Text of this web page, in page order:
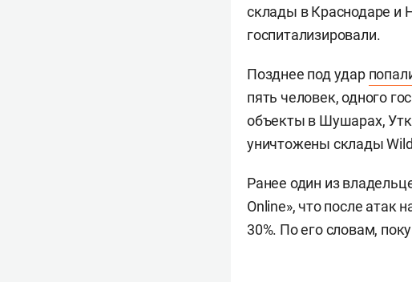
склады в Краснодаре и
госпитализировали.
Позднее под удар
пять человек, одного
объекты в Шушарах,
уничтожены склады
Ранее один из
Online», что после атак
30%. По его словам,